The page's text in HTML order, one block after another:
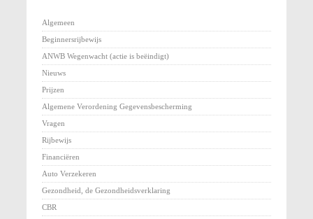
Algemeen
Beginnersrijbewijs
ANWB Wegenwacht (actie is beëindigt)
Nieuws
Prijzen
Algemene Verordening Gegevensbescherming
Vragen
Rijbewijs
Financiëren
Auto Verzekeren
Gezondheid, de Gezondheidsverklaring
CBR